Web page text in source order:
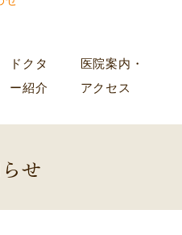
ドクタ
ー紹介
医院案内・
アクセス
せ